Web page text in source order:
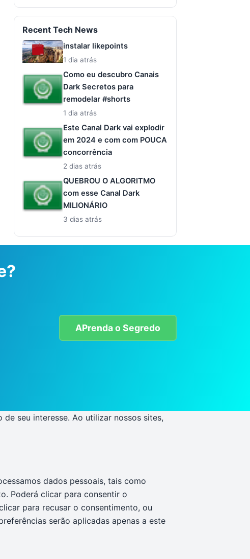
Recent Tech News
instalar likepoints
1 dia atrás
Como eu descubro Canais
Dark Secretos para
remodelar #shorts
1 dia atrás
Este Canal Dark vai explodir
em 2024 e com com POUCA
concorrência
2 dias atrás
QUEBROU O ALGORITMO
com esse Canal Dark
MILIONÁRIO
3 dias atrás
APrenda o Segredo
seu interesse. Ao utilizar nossos sites,
dados pessoais, tais como
Poderá clicar para consentir o
para recusar o consentimento, ou
serão aplicadas apenas a este